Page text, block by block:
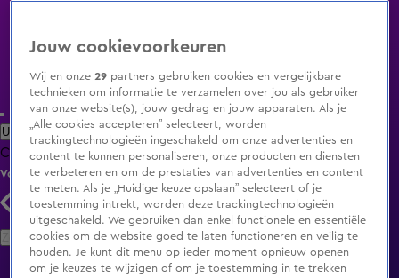
Uitzending Gemist Populaire programma's Zenders Genres
ClipsFilmsRadioSmart TV inlogShop
Volg KIJK
Zoeken
Jouw cookievoorkeuren
Wij en onze29 partners gebruiken cookies en vergelijkbare
technieken om informatie te verzamelen over jou als gebruiker
van onze website(s), jouw gedrag en jouw apparaten. Als je
„Alle cookies accepteren” selecteert, worden
trackingtechnologieën ingeschakeld om onze advertenties en
content te kunnen personaliseren, onze producten en diensten
te verbeteren en om de prestaties van advertenties en content
te meten. Als je „Huidige keuze opslaan” selecteert of je
toestemming intrekt, worden deze trackingtechnologieën
uitgeschakeld. We gebruiken dan enkel functionele en essentiële
cookies om de website goed te laten functioneren en veilig te
houden. Je kunt dit menu op ieder moment opnieuw openen
om je keuzes te wijzigen of om je toestemming in te trekken